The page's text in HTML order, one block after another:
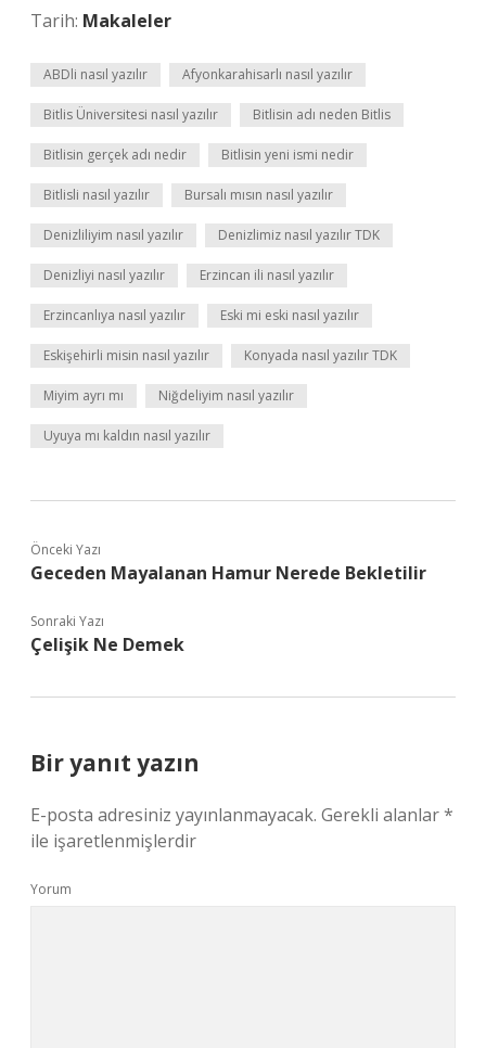
Tarih: Makaleler
ABDli nasıl yazılır Afyonkarahisarlı nasıl yazılır
Bitlis Üniversitesi nasıl yazılır Bitlisin adı neden Bitlis
Bitlisin gerçek adı nedir Bitlisin yeni ismi nedir
Bitlisli nasıl yazılır Bursalı mısın nasıl yazılır
Denizliliyim nasıl yazılır Denizlimiz nasıl yazılır TDK
Denizliyi nasıl yazılır Erzincan ili nasıl yazılır
Erzincanlıya nasıl yazılır Eski mi eski nasıl yazılır
Eskişehirli misin nasıl yazılır Konyada nasıl yazılır TDK
Miyim ayrı mı Niğdeliyim nasıl yazılır
Uyuya mı kaldın nasıl yazılır
Önceki Yazı
Geceden Mayalanan Hamur Nerede Bekletilir
Sonraki Yazı
Çelişik Ne Demek
Bir yanıt yazın
E-posta adresiniz yayınlanmayacak. Gerekli alanlar*
ile işaretlenmişlerdir
Yorum